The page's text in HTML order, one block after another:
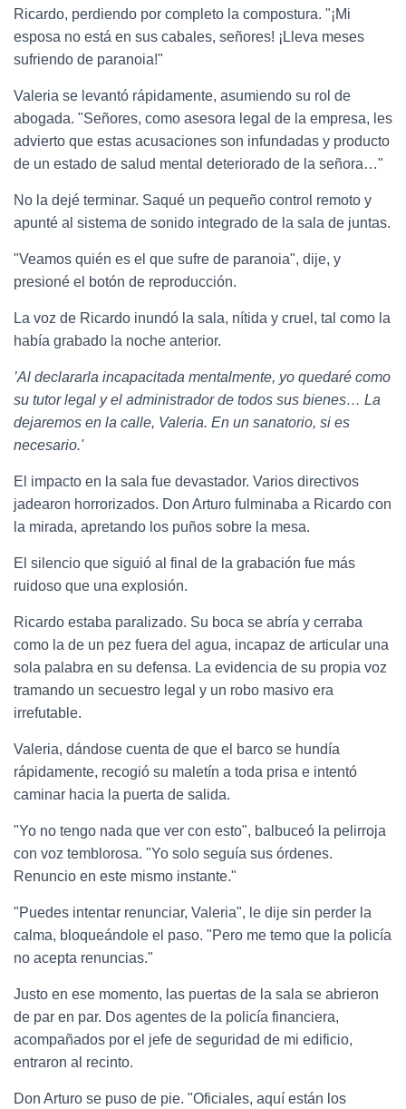
Ricardo, perdiendo por completo la compostura. "¡Mi
esposa no está en sus cabales, señores! ¡Lleva meses
sufriendo de paranoia!"
Valeria se levantó rápidamente, asumiendo su rol de
abogada. "Señores, como asesora legal de la empresa, les
advierto que estas acusaciones son infundadas y producto
de un estado de salud mental deteriorado de la señora…"
No la dejé terminar. Saqué un pequeño control remoto y
apunté al sistema de sonido integrado de la sala de juntas.
"Veamos quién es el que sufre de paranoia", dije, y
presioné el botón de reproducción.
La voz de Ricardo inundó la sala, nítida y cruel, tal como la
había grabado la noche anterior.
’Al declararla incapacitada mentalmente, yo quedaré como
su tutor legal y el administrador de todos sus bienes… La
dejaremos en la calle, Valeria. En un sanatorio, si es
necesario.'
El impacto en la sala fue devastador. Varios directivos
jadearon horrorizados. Don Arturo fulminaba a Ricardo con
la mirada, apretando los puños sobre la mesa.
El silencio que siguió al final de la grabación fue más
ruidoso que una explosión.
Ricardo estaba paralizado. Su boca se abría y cerraba
como la de un pez fuera del agua, incapaz de articular una
sola palabra en su defensa. La evidencia de su propia voz
tramando un secuestro legal y un robo masivo era
irrefutable.
Valeria, dándose cuenta de que el barco se hundía
rápidamente, recogió su maletín a toda prisa e intentó
caminar hacia la puerta de salida.
"Yo no tengo nada que ver con esto", balbuceó la pelirroja
con voz temblorosa. "Yo solo seguía sus órdenes.
Renuncio en este mismo instante."
"Puedes intentar renunciar, Valeria", le dije sin perder la
calma, bloqueándole el paso. "Pero me temo que la policía
no acepta renuncias."
Justo en ese momento, las puertas de la sala se abrieron
de par en par. Dos agentes de la policía financiera,
acompañados por el jefe de seguridad de mi edificio,
entraron al recinto.
Don Arturo se puso de pie. "Oficiales, aquí están los